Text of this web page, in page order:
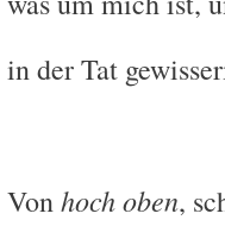
in der Tat
Vonhoch oben,